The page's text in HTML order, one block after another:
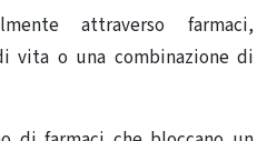
attraverso farmaci,
vita o una combinazione di